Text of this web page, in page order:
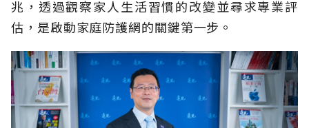
兆，透過觀察家人生活習慣的改變並尋求專業評
估，是啟動家庭防護網的關鍵第一步。